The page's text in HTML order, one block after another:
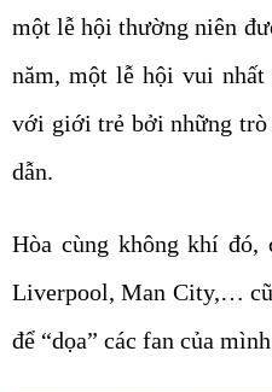
một lễ hội thường niên
năm, một lễ hội vui
với giới trẻ bởi những trò
dẫn.
Hòa cùng không khí đó,
Liverpool, Man City,…
để “dọa” các fan của